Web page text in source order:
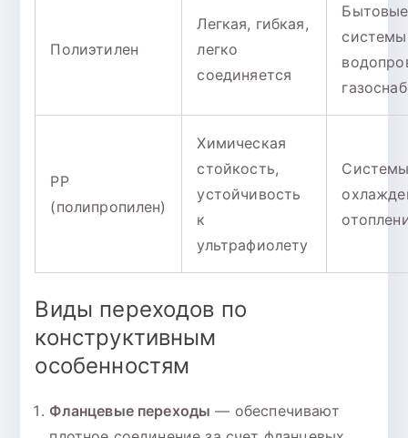
Полиэтилен
Легкая, гибкая,
легко
соединяется
Бытовые
системы
PP
(полипропилен)
Химическая
стойкость,
устойчивость
к
ультрафиолету
Виды переходов по
конструктивным
особенностям
Фланцевые переходы — обеспечивают